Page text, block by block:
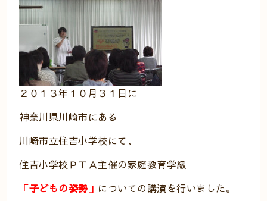
２０１３年１０月３１日に
神奈川県川崎市にある
川崎市立住吉小学校にて、
住吉小学校ＰＴＡ主催の家庭教育学級
「子どもの姿勢」 についての講演を行いました。